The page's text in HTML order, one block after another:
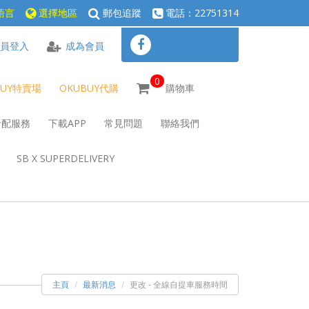
言 選擇地區 郵包追蹤 電話：22751314
特賣場 OKUBUY代購
0
購物車
服務 下載APP 常見問題 聯絡我們
SB X SUPERDELIVERY
登入 成為會員
主頁 最新消息 更改 - 全線自提車服務時間